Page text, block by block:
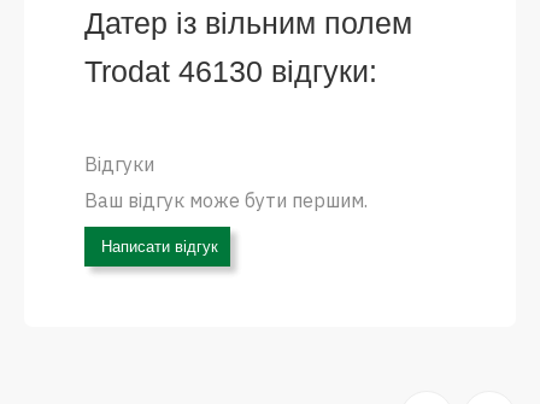
Датер із вільним полем
Trodat 46130 відгуки:
Відгуки
Ваш відгук може бути першим.
Написати відгук